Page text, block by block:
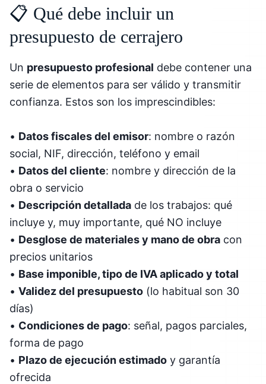
📋 Qué debe incluir un
presupuesto de cerrajero
Un presupuesto profesional debe contener una
serie de elementos para ser válido y transmitir
confianza. Estos son los imprescindibles:
• Datos fiscales del emisor: nombre o razón
social, NIF, dirección, teléfono y email
• Datos del cliente: nombre y dirección de la
obra o servicio
• Descripción detallada de los trabajos: qué
incluye y, muy importante, qué NO incluye
• Desglose de materiales y mano de obra con
precios unitarios
• Base imponible, tipo de IVA aplicado y total
• Validez del presupuesto (lo habitual son 30
días)
• Condiciones de pago: señal, pagos parciales,
forma de pago
• Plazo de ejecución estimado y garantía
ofrecida